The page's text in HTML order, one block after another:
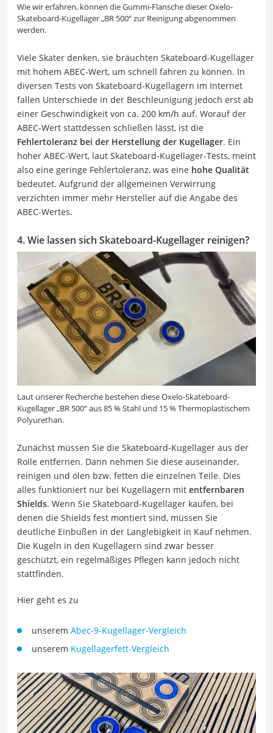
Wie wir erfahren, können die Gummi-Flansche dieser Oxelo-
Skateboard-Kugellager „BR 500“ zur Reinigung abgenommen
werden.
Viele Skater denken, sie bräuchten Skateboard-Kugellager
mit hohem ABEC-Wert, um schnell fahren zu können. In
diversen Tests von Skateboard-Kugellagern im Internet
fallen Unterschiede in der Beschleunigung jedoch erst ab
einer Geschwindigkeit von ca. 200 km/h auf. Worauf der
ABEC-Wert stattdessen schließen lässt, ist die
Fehlertoleranz bei der Herstellung der Kugellager. Ein
hoher ABEC-Wert, laut Skateboard-Kugellager-Tests, meint
also eine geringe Fehlertoleranz, was eine hohe Qualität
bedeutet. Aufgrund der allgemeinen Verwirrung
verzichten immer mehr Hersteller auf die Angabe des
ABEC-Wertes.
4. Wie lassen sich Skateboard-Kugellager reinigen?
Laut unserer Recherche bestehen diese Oxelo-Skateboard-
Kugellager „BR 500“ aus 85 % Stahl und 15 % Thermoplastischem
Polyurethan.
Zunächst müssen Sie die Skateboard-Kugellager aus der
Rolle entfernen. Dann nehmen Sie diese auseinander,
reinigen und ölen bzw. fetten die einzelnen Teile. Dies
alles funktioniert nur bei Kugellagern mit entfernbaren
Shields. Wenn Sie Skateboard-Kugellager kaufen, bei
denen die Shields fest montiert sind, müssen Sie
deutliche Einbußen in der Langlebigkeit in Kauf nehmen.
Die Kugeln in den Kugellagern sind zwar besser
geschützt, ein regelmäßiges Pflegen kann jedoch nicht
stattfinden.
Hier geht es zu
unserem Abec-9-Kugellager-Vergleich
unserem Kugellagerfett-Vergleich